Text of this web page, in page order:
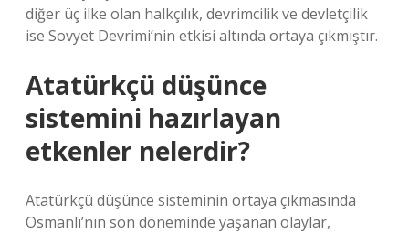
diğer üç ilke olan halkçılık, devrimcilik ve devletçilik
ise Sovyet Devrimi’nin etkisi altında ortaya çıkmıştır.
Atatürkçü düşünce
sistemini hazırlayan
etkenler nelerdir?
Atatürkçü düşünce sisteminin ortaya çıkmasında
Osmanlı’nın son döneminde yaşanan olaylar,